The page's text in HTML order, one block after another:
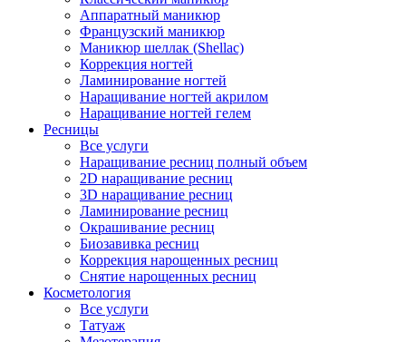
Аппаратный маникюр
Французский маникюр
Маникюр шеллак (Shellac)
Коррекция ногтей
Ламинирование ногтей
Наращивание ногтей акрилом
Наращивание ногтей гелем
Ресницы
Все услуги
Наращивание ресниц полный объем
2D наращивание ресниц
3D наращивание ресниц
Ламинирование ресниц
Окрашивание ресниц
Биозавивка ресниц
Коррекция нарощенных ресниц
Снятие нарощенных ресниц
Косметология
Все услуги
Татуаж